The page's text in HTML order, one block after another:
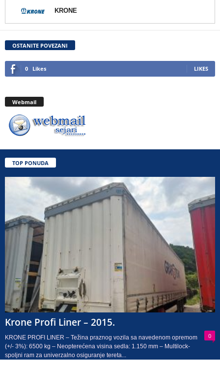
KRONE
OSTANITE POVEZANI
0 Likes LIKES
Webmail
TOP PONUDA
Krone Profi Liner – 2015.
0
KRONE PROFI LINER – Težina praznog vozila sa navedenom opremom
(+/- 3%): 6500 kg – Neopterećena visina sedla: 1.150 mm – Multilock-
spoljni ram za univerzalno osiguranje tereta...